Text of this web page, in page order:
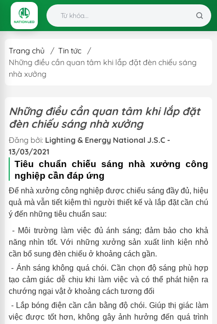
Trang chủ / Tin tức
/
Những điều cần quan tâm khi lắp đặt đèn chiếu sáng
nhà xưởng
Những điều cần quan tâm khi lắp đặt
đèn chiếu sáng nhà xưởng
Đăng bởi: Lighting & Energy National J.S.C -
13/03/2021
Tiêu chuẩn chiếu sáng nhà xưởng công
nghiệp cần đáp ứng
Để nhà xưởng công nghiệp được chiếu sáng đầy đủ, hiệu
quả mà vẫn tiết kiệm thì người thiết kế và lắp đặt cần chú
ý đến những tiêu chuẩn sau:
- Môi trường làm việc đủ ánh sáng; đảm bảo cho khả
năng nhìn tốt. Với những xưởng sản xuất linh kiện nhỏ
cần bổ sung đèn chiếu ở khoảng cách gần.
- Ánh sáng không quá chói. Cần chọn độ sáng phù hợp
tạo cảm giác dễ chịu khi làm việc và có thể phát hiện ra
chướng ngại vật ở khoảng cách tương đối
- Lắp bóng điện cần cân bằng độ chói. Giúp thị giác làm
việc được tốt hơn, không gây ảnh hưởng đến quá trình